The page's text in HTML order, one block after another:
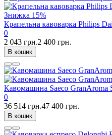
Знижка 15%
Крапельна кавоварка Philips
0
2 043 грн.2 400 грн.
В кошик
Кавомашина Saeco GranAroma
0
36 514 грн.47 400 грн.
В кошик